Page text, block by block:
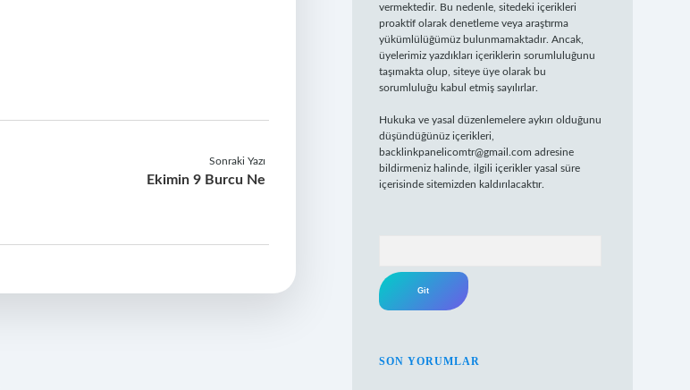
Sonraki Yazı
Ekimin 9 Burcu Ne
vermektedir. Bu nedenle, sitedeki içerikleri
proaktif olarak denetleme veya araştırma
yükümlülüğümüz bulunmamaktadır. Ancak,
üyelerimiz yazdıkları içeriklerin sorumluluğunu
taşımakta olup, siteye üye olarak bu
sorumluluğu kabul etmiş sayılırlar.
Hukuka ve yasal düzenlemelere aykırı olduğunu
düşündüğünüz içerikleri,
backlinkpanelicomtr@gmail.com adresine
bildirmeniz halinde, ilgili içerikler yasal süre
içerisinde sitemizden kaldırılacaktır.
SON YORUMLAR